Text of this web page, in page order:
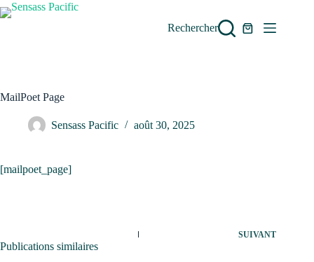
Passer
au
Rechercher
Panier
MailPoet Page
Sensass Pacific août 30, 2025
[mailpoet_page]
SUIVANT
Publications similaires